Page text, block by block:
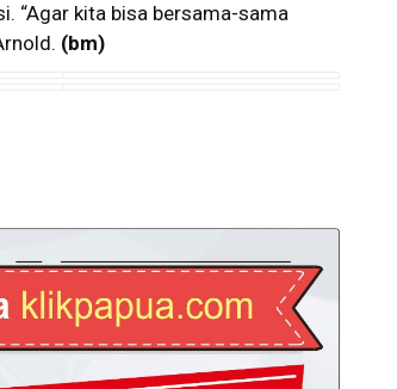
“Agar kita bisa bersama-sama
(bm)